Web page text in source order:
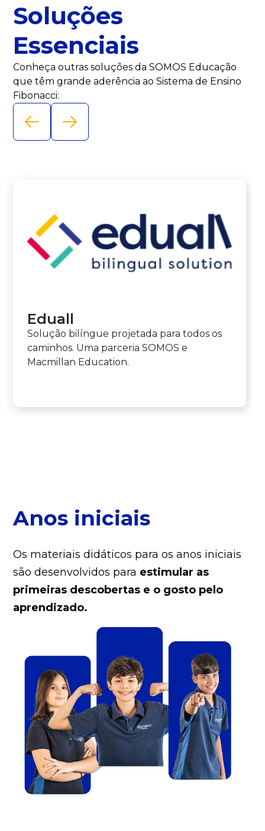
Soluções
Essenciais
Conheça outras soluções da SOMOS Educação
quetêm grande aderência ao Sistema de Ensino
Fibonacci:
Eduall
Solução bilíngue projetada para todos os
caminhos. Uma parceria SOMOS e
Macmillan Education.
Anos iniciais
Os materiais didáticos para os anos iniciais
sãodesenvolvidos para estimular as
primeiras descobertas e o gosto pelo
aprendizado.